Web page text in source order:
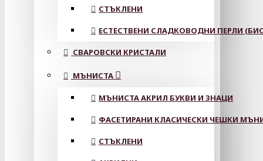
СТЪКЛЕНИ
ЕСТЕСТВЕНИ СЛАДКОВОДНИ ПЕРЛИ
СВАРОВСКИ КРИСТАЛИ
МЪНИСТА
МЪНИСТА АКРИЛ БУКВИ И ЗНАЦИ
ФАСЕТИРАНИ КЛАСИЧЕСКИ ЧЕШКИ
СТЪКЛЕНИ